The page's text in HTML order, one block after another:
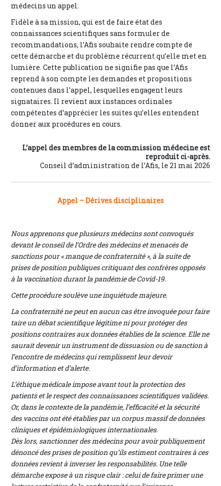
médecins un appel.
Fidèle à sa mission, qui est de faire état des
connaissances scientifiques sans formuler de
recommandations, l’Afis souhaite rendre compte de
cette démarche et du problème récurrent qu’elle met en
lumière. Cette publication ne signifie pas que l’Afis
reprend à son compte les demandes et propositions
contenues dans l’appel, lesquelles engagent leurs
signataires. Il revient aux instances ordinales
compétentes d’apprécier les suites qu’elles entendent
donner aux procédures en cours.
L’appel des membres de la commission médecine est
reproduit ci-après.
Conseil d’administration de l’Afis, le 21 mai 2026
Appel – Dérives disciplinaires
Nous apprenons que plusieurs médecins sont convoqués
devant le conseil de l’Ordre des médecins et menacés de
sanctions pour « manque de confraternité », à la suite de
prises de position publiques critiquant des confrères opposés
à la vaccination durant la pandémie de Covid-19.
Cette procédure soulève une inquiétude majeure.
La confraternité ne peut en aucun cas être invoquée pour faire
taire un débat scientifique légitime ni pour protéger des
positions contraires aux données établies de la science. Elle ne
saurait devenir un instrument de dissuasion ou de sanction à
l’encontre de médecins qui remplissent leur devoir
d’information et d’alerte.
L’éthique médicale impose avant tout la protection des
patients et le respect des connaissances scientifiques validées.
Or, dans le contexte de la pandémie, l’efficacité et la sécurité
des vaccins ont été établies par un corpus massif de données
cliniques et épidémiologiques internationales.
Dès lors, sanctionner des médecins pour avoir publiquement
dénoncé des prises de position qu’ils estiment contraires à ces
données revient à inverser les responsabilités. Une telle
démarche expose à un risque clair : celui de faire primer une